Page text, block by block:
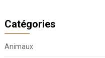
Catégories
Animaux